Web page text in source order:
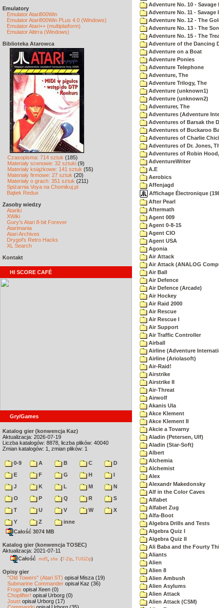
Emulatory
Emulator Atari800Win
Emulator Atari800Win PLus 4.0 (Windows)
Emulator Atari++ (multiplatform)
Emulator Altirra (Windows)
Biblioteka Atarowca
Czasopisma: 714 sztuk (185)
Materiały scenowe: 32 sztuki (9)
Materiały książkowe: 141 sztuk (55)
Materiały firmowe: 27 sztuk (20)
Materiały o grach: 351 sztuk (211)
Spiżarnia Voya na Chomikuj.pl
Bajtek Redux
Zasoby wiedzy
Atariki
XWiki
Gury's Atari 8-bit Forever
Atarimania
Atari Archives
Drygol's Retro Hacks
XL Search
Kontakt
HI SCORE CAFÉ
Gry/Games
Katalog gier (konwencja Kaz)
Aktualizacja: 2026-07-19
Liczba katalogów: 8878, liczba plików: 40040
Zmian katalogów: 1, zmian plików: 1
0-9 A B C
D
E
F G H
I
J
K L M
N
O
P Q R
S
T
U V W
X
Y
Z
inne
Całość 3074 MB
Katalog gier (konwencja TOSEC)
Aktualizacja: 2021-07-11
Całość md5 sha (7-Zip TUGZip)
Opisy gier
"Old Towers" (Atari ST) opisał Misza (19)
Submarine Commander opisał Kaz (36)
Frogs opisał Xeen (0)
Choplifter! opisał Urborg (0)
Joust opisał Urborg (17)
Adventure No. 10 - Savage
Adventure No. 11 - Savage
Adventure No. 12 - The
Adventure No. 13 - The
Adventure No. 15 - The
Adventure of the Dancing
Adventure on a Boat
Adventure Ponies
Adventure Telephone
Adventure, The
Adventure Trilogy, The
Adventure (unknown1)
Adventure (unknown2)
Adventurer, The
Adventures (Adventure
Adventures of Barsak the
Adventures of Buckaroo
Adventures of Charlie
Adventures of Dr. Jones,
Adventures of Robin
AdventureWriter
A.E
Aerobics
Affenjagd
Affichage Électronique
After Pearl
Aftermath
Agent 009
Agent 0-8-15
Agent CIO
Agent USA
Agonia
Air Attack
Air Attack (ANALOG
Air Ball
Air Defence
Air Defence (Arcade)
Air Hockey
Air Raid 2000
Air Rescue
Air Rescue I
Air Support
Air Traffic Controller
Airball
Airline (Adventure
Airline (Ariolasoft)
Air-Raid!
Airstrike
Airstrike II
Air-Threat
Airwolf
Akanis Ula
Akce Klement
Akce Klement II
Akcie a Tovarny
Aladin (Petersen, Ulf)
Aladin (Star-Soft)
Albert
Alchemia
Alchemist
Alex
Alexandr Makedonsky
Alf in the Color Caves
Alfabet
Alfabet Zug
Alfa-Boot
Algebra Drills and Tests
Algebra Quiz I
Algebra Quiz II
Ali Baba and the Fourty
Aliants
Alien
Alien 8
Alien Ambush
Alien Asylums
Alien Attack
Alien Attack (CSM)